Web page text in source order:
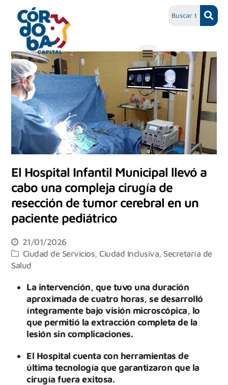
El Hospital Infantil Municipal llevó a
cabo una compleja cirugía de
resección de tumor cerebral en un
paciente pediátrico
21/01/2026
Ciudad de Servicios ,Ciudad Inclusiva Secretaría de
Salud
La intervención, que tuvo una duración
aproximada de cuatro horas, se desarrolló
íntegramente bajo visión microscópica, lo
que permitió la extracción completa de la
lesión sin complicaciones.
El Hospital cuenta con herramientas de
última tecnología que garantizaron que la
cirugía fuera exitosa.